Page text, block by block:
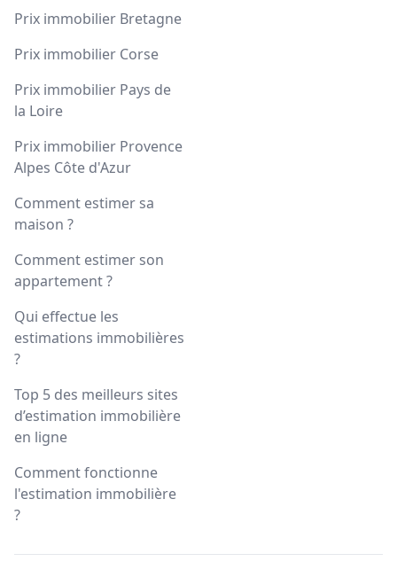
Prix immobilier Bretagne
Prix immobilier Corse
Prix immobilier Pays de
la Loire
Prix immobilier Provence
Alpes Côte d'Azur
Comment estimer sa
maison ?
Comment estimer son
appartement ?
Qui effectue les
estimations immobilières
?
Top 5 des meilleurs sites
d’estimation immobilière
en ligne
Comment fonctionne
l'estimation immobilière
?